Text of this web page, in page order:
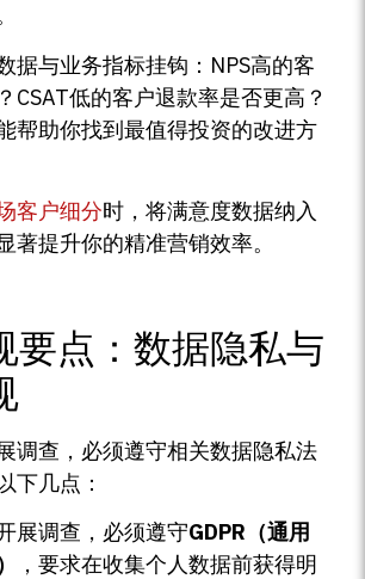
据与业务指标挂钩：NPS高的客
CSAT低的客户退款率是否更高？
帮助你找到最值得投资的改进方
客户细分时，将满意度数据纳入
著提升你的精准营销效率。
要点：数据隐私与
调查，必须遵守相关数据隐私法
下几点：
展调查，必须遵守GDPR（通用
，要求在收集个人数据前获得明